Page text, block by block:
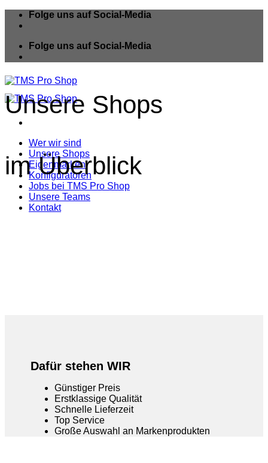
Zum
Inhalt
Folge uns auf Social-Media
Folge uns auf Social-Media
Wer wir sind
Unsere Shops
Eigenmarken
Konfiguratoren
Jobs bei TMS Pro Shop
Unsere Teams
Kontakt
Unsere Shops
im Überblick
Dafür stehen WIR
Günstiger Preis
Erstklassige Qualität
Schnelle Lieferzeit
Top Service
Große Auswahl an Markenprodukten